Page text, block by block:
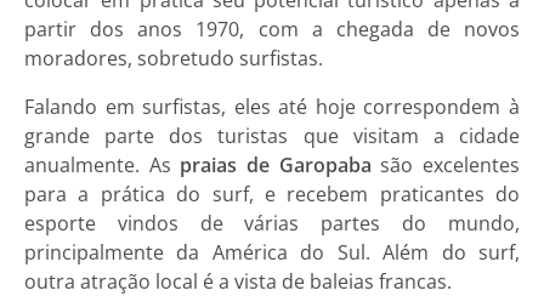
partir dos anos 1970, com a chegada de novos
moradores, sobretudo surfistas.
Falando em surfistas, eles até hoje correspondem à
grande parte dos turistas que visitam a cidade
anualmente. As praias de Garopaba são excelentes
para a prática do surf, e recebem praticantes do
esporte vindos de várias partes do mundo,
principalmente da América do Sul. Além do surf,
outra atração local é a vista de baleias francas.